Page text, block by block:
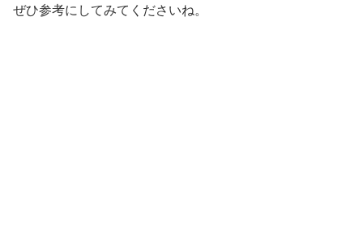
ぜひ参考にしてみてくださいね。